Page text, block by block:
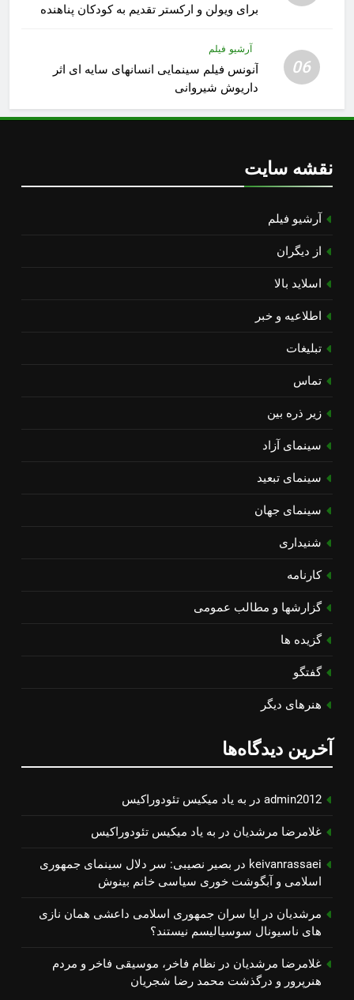
برای ویولن و ارکستر تقدیم به کودکان پناهنده
06
آرشیو فیلم
آنونس فیلم سینمایی انسانهای سایه ای اثر
داریوش شیروانی
نقشه سایت
آرشیو فیلم
از دیگران
اسلاید بالا
اطلاعیه و خبر
تبلیغات
تماس
زیر ذره بین
سینمای آزاد
سینمای تبعید
سینمای جهان
شنیداری
کارنامه
گزارشها و مطالب عمومی
گزیده ها
گفتگو
هنرهای دیگر
آخرین دیدگاه‌ها
admin2012 در به یاد میكیس تئودوراكیس
غلامرضا مرشدیان در به یاد میكیس تئودوراكیس
keivanrassaei در بصیر نصیبی: سر دلال سینمای جمهوری
اسلامی و آبگوشت خوری سیاسی خانم بینوش
مرشدیان در ایا سران جمهوری اسلامی داعشی همان نازی
های ناسیونال سوسیالیسم نیستند؟
غلامرضا مرشدیان در نظام فاخر، موسیقی فاخر و مردم
هنرپرور و درگذشت محمد رضا شجریان